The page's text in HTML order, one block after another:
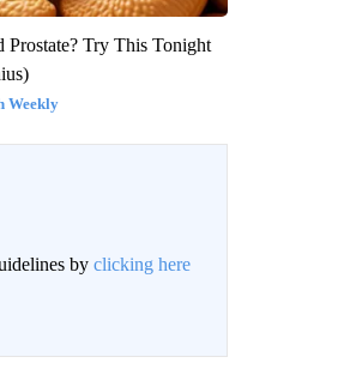
Prostate? Try This Tonight
Weekly
by clicking here